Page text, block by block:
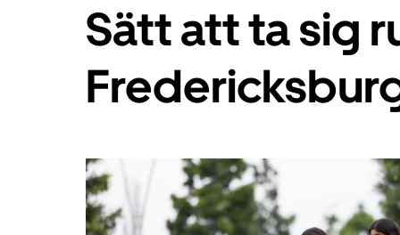
Sätt att ta sig